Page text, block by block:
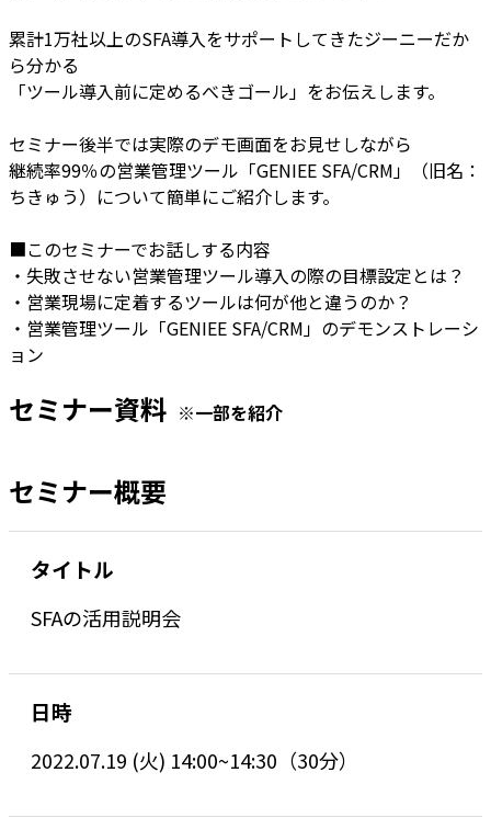
累計1万社以上のSFA導入をサポートしてきたジーニーだか
ら分かる
「ツール導入前に定めるべきゴール」をお伝えします。
セミナー後半では実際のデモ画面をお見せしながら
継続率99％の営業管理ツール「GENIEE SFA/CRM」（旧名：
ちきゅう）について簡単にご紹介します。
■このセミナーでお話しする内容
・失敗させない営業管理ツール導入の際の目標設定とは？
・営業現場に定着するツールは何が他と違うのか？
・営業管理ツール「GENIEE SFA/CRM」のデモンストレーシ
ョン
セミナー資料 ※一部を紹介
セミナー概要
タイトル
SFAの活用説明会
日時
2022.07.19 (火) 14:00~14:30（30分）